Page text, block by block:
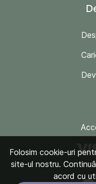
Folosim cookie-uri
site-ul nostru.
acord cu